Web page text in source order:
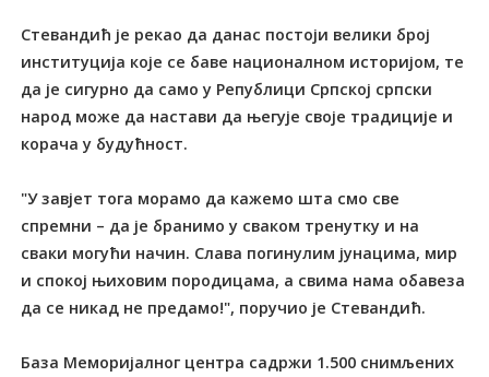
Стевандић је рекао да данас постоји велики број
институција које се баве националном историјом, те
да је сигурно да само у Републици Српској српски
народ може да настави да његује своје традиције и
корача у будућност.
"У завјет тога морамо да кажемо шта смо све
спремни – да је бранимо у сваком тренутку и на
сваки могући начин. Слава погинулим јунацима, мир
и спокој њиховим породицама, а свима нама обавеза
да се никад не предамо!", поручио је Стевандић.
База Меморијалног центра садржи 1.500 снимљених